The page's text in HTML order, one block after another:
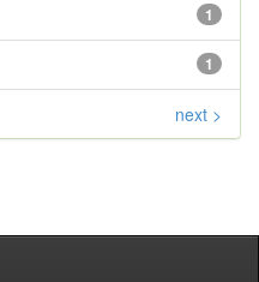
1
1
next >